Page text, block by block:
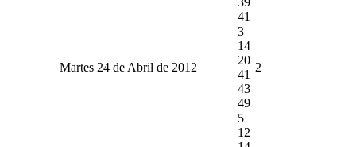
41
Martes 24 de Abril de 2012
3
14
20
41
43
49
2
5
12